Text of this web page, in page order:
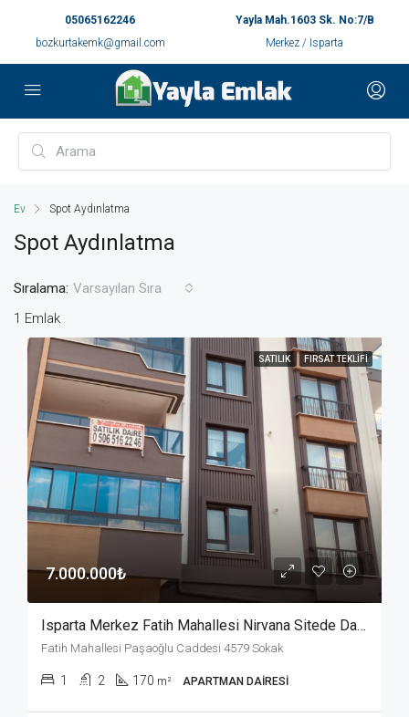
05065162246
bozkurtakemk@gmail.com
Yayla Mah.1603 Sk. No:7/B
Merkez / Isparta
Ev Spot Aydınlatma
Spot Aydınlatma
1 Emlak
Sıralama: Varsayılan Sıra
SATILIK FIRSAT TEKLIFI
7.000.000₺
Isparta Merkez Fatih Mahallesi Nirvana Sitede Daire
Fatih Mahallesi Paşaoğlu Caddesi 4579 Sokak
1 2 170 m² APARTMAN DAIRESI